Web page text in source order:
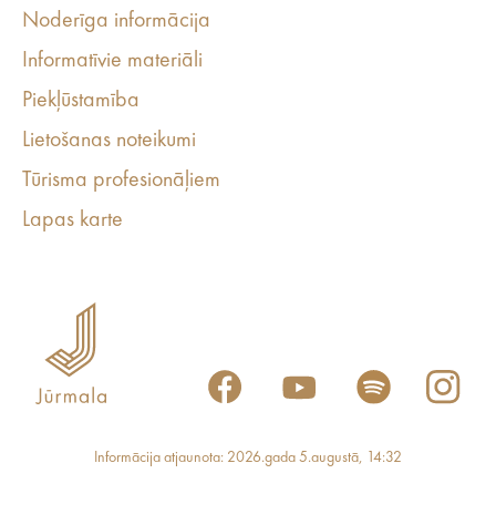
Noderīga informācija
Informatīvie materiāli
Piekļūstamība
Lietošanas noteikumi
Tūrisma profesionāļiem
Lapas karte
Informācija atjaunota: 2026.gada 5.augustā, 14:32